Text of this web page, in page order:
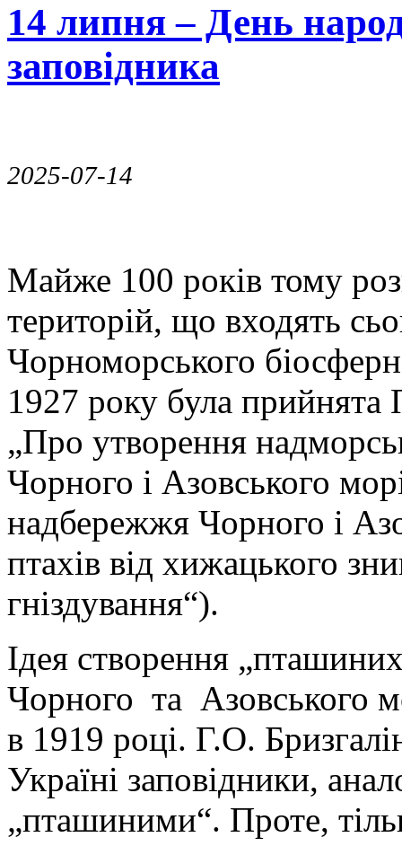
14 липня – День
заповідника
2025-07-14
Майже 100 років тому
територій, що входять
Чорноморського
1927 року була
„Про утворення
Чорного i Азовського
надбережжя Чорного i
птахів від хижацького
гніздування“).
Ідея створення
Чорного та Азовського
в 1919 році. Г.О.
Україні заповідники,
„пташиними“. Проте,